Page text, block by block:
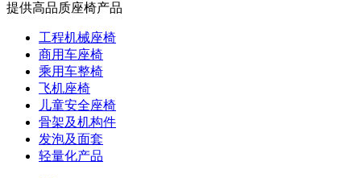
提供高品质座椅产品
工程机械座椅
商用车座椅
乘用车整椅
飞机座椅
儿童安全座椅
骨架及机构件
发泡及面套
轻量化产品